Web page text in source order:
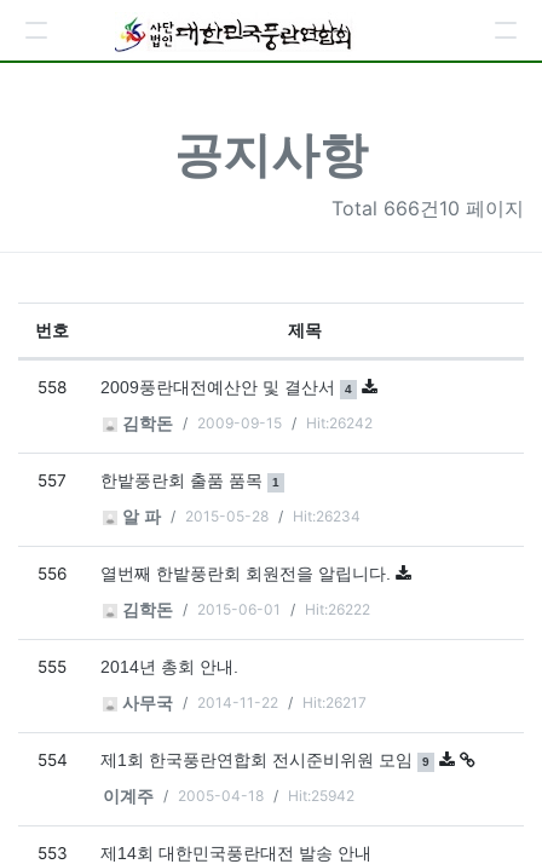
공지사항
Total 666건10 페이지
번호 제목
558 2009풍란대전예산안 및 결산서 댓글
4 개
김학돈 2009-09-15 Hit:26242
557 한밭풍란회 출품 품목 댓글
1
알 파 2015-05-28 Hit:26234
556
열번째 한밭풍란회 회원전을 알립니다.
김학돈
2015-06-01 Hit:26222
555
2014년 총회 안내.
사무국
2014-11-22 Hit:26217
554 제1회 한국풍란연합회 전시준비위원 모임 댓글
9 개
이계주 2005-04-18 Hit:25942
553
제14회 대한민국풍란대전 발송 안내